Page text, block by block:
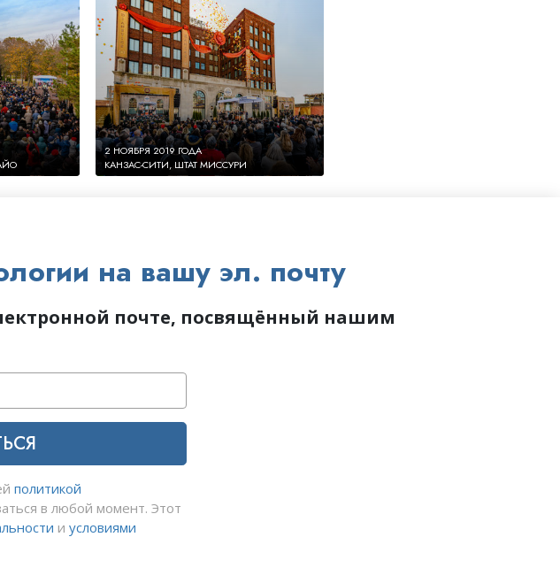
2 НОЯБРЯ 2019 ГОДА
КАНЗАС-СИТИ, ШТАТ МИССУРИ
на вашу эл. почту
почте, посвящённый нашим
политикой
в любой момент. Этот
и условиями